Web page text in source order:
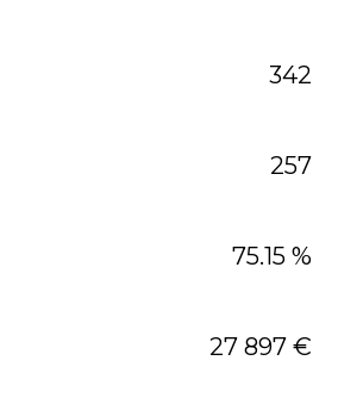
342
257
75.15 %
27 897 €